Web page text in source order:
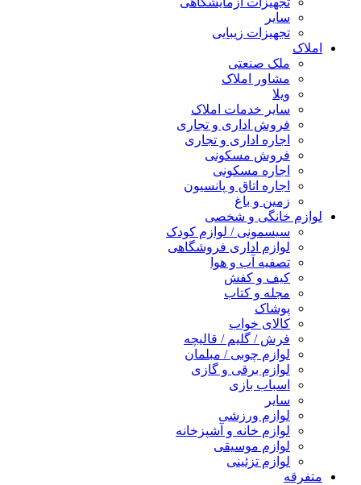
سایر
تجهیزات زیبایی
املاک
ملک صنعتی
مشاور املاک
ویلا
سایر خدمات املاک
فروش اداری و تجاری
اجاره اداری و تجاری
فروش مسکونی
اجاره مسکونی
اجاره اتاق و پانسیون
زمین و باغ
لوازم خانگی و شخصی
سیسمونی / لوازم کودک
لوازم اداری فروشگاهی
تصفیه آب و هوا
کیف و کفش
مجله و کتاب
پوشاک
کالای خواب
فرش / گلیم / قالیچه
لوازم چوبی / مبلمان
لوازم برقی و گازی
اسباب بازی
سایر
لوازم ورزشی
لوازم خانه و آشپزخانه
لوازم موسیقی
لوازم تزئینی
متفرقه